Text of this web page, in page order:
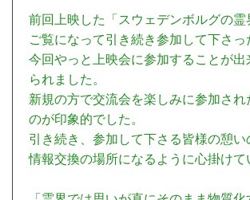
前回上映した「スウェデンボルグの霊
ご覧になって引き続き参加して下さっ
今回やっと上映会に参加することが出
られました。
新規の方で交流会を楽しみに参加され
のが印象的でした。
引き続き、参加して下さる皆様の憩い
情報交換の場所になるように心掛けて